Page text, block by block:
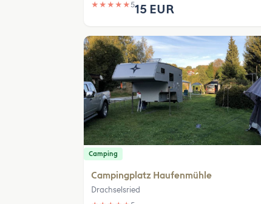
★ ★ ★ ★ ★515 EUR
Camping
Campingplatz Haufenmühle
Drachselsried